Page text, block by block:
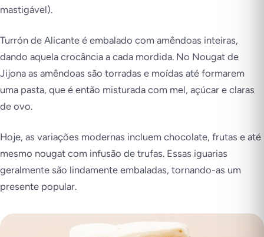
mastigável).
Turrón de Alicante é embalado com amêndoas inteiras,
dando aquela crocância a cada mordida. No Nougat de
Jijona as amêndoas são torradas e moídas até formarem
uma pasta, que é então misturada com mel, açúcar e claras
de ovo.
Hoje, as variações modernas incluem chocolate, frutas e até
mesmo nougat com infusão de trufas. Essas iguarias
geralmente são lindamente embaladas, tornando-as um
presente popular.